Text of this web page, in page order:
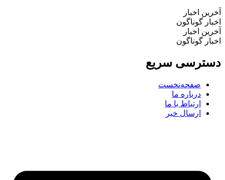
آخرین اخبار
اخبار گوناگون
آخرین اخبار
اخبار گوناگون
دسترسی سریع
صفحه‌نخست
درباره ما
ارتباط با ما
ارسال خبر